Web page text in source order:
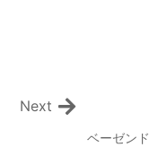
ベーゼン
Next